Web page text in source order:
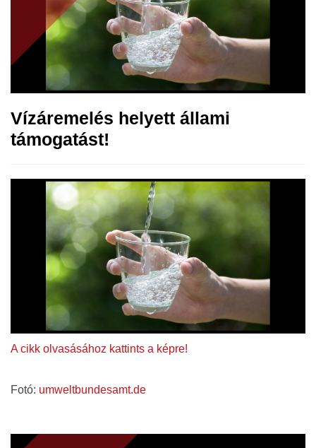
Vízáremelés helyett állami
támogatást!
A cikk olvasásához kattints a képre!
Fotó: umweltbundesamt.de